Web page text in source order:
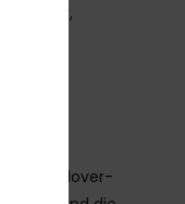
Allover-